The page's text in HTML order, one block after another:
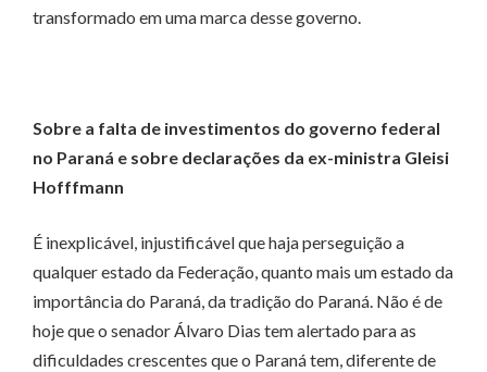
transformado em uma marca desse governo.
Sobre a falta de investimentos do governo federal
no Paraná e sobre declarações da ex-ministra Gleisi
Hofffmann
É inexplicável, injustificável que haja perseguição a
qualquer estado da Federação, quanto mais um estado da
importância do Paraná, da tradição do Paraná. Não é de
hoje que o senador Álvaro Dias tem alertado para as
dificuldades crescentes que o Paraná tem, diferente de